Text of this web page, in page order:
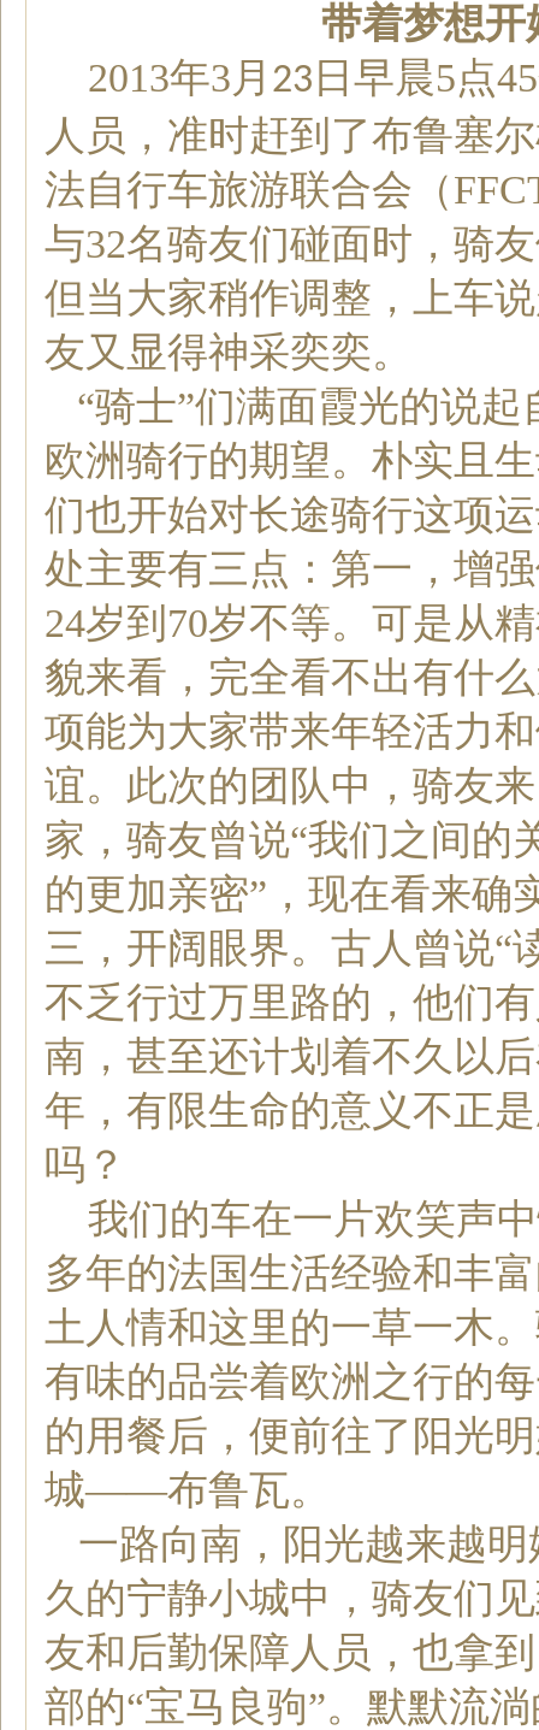
带着梦想开
2013年3月 23 日 早晨5点
人员 ， 准时赶到了布鲁塞
法自行车旅游联合会（
与32名骑友们碰面时， 骑友
但当大家稍作调整，上车
友又显得神采奕奕。
“骑士”们满面霞光的说
欧洲骑行的期望。朴实且
们也开始对长途骑行这项
处主要有三点：第一，增
24岁到70岁不等。可是从
貌来看，完全看不出有什
项能为大家带来年轻活力
谊。此次的团队中， 骑友
家， 骑友曾说“我们之间的
的更加亲密”，现在看来确
三，开阔眼界。古人曾说“
不乏行过万里路的，他们
南，甚至还计划着不久以
年， 有限生命的意义不正
吗？
我们的车在一片欢笑声
多年的法国生活经验和丰
土人情和这里的一草一木
有味的品尝着欧洲 之行的
的用餐后，便前往了阳光
城——布鲁瓦。
一路向南，阳光越来越
久的宁静小城中，骑友们
友和后勤保障人员，也拿
部的“宝马良驹”。默默流